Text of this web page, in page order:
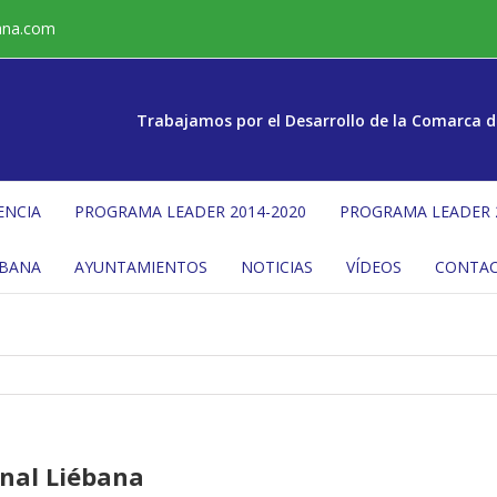
Trabajamos por el Desarrollo de la Comarca
PROGRAMA LEADER 2014-2020 PROGRAMA
AYUNTAMIENTOS NOTICIAS VÍDEOS
Liébana